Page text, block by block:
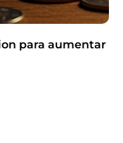
para aumentar